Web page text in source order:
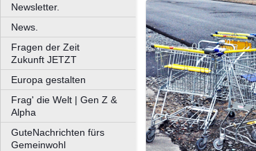
Newsletter.
News.
Fragen der Zeit
Zukunft JETZT
Europa gestalten
Frag' die Welt | Gen Z &
Alpha
GuteNachrichten fürs
Gemeinwohl